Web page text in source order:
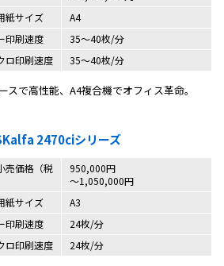
紙サイズ
A4
印刷速度
35〜40枚/分
ロ印刷速度
35〜40枚/分
スで高性能、A4複合機でオフィス革命。
2470ciシリーズ
売価格（税
950,000円
〜1,050,000円
紙サイズ
A3
印刷速度
24枚/分
ロ印刷速度
24枚/分